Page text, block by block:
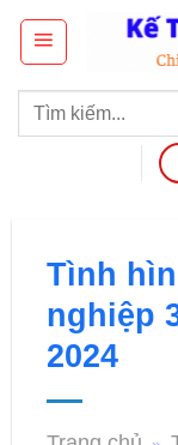
Tình
nghiệp
2024